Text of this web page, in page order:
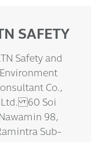
SAFETY
Safety and
Environment
Co.,
Ltd. 60 Soi
98,
Sub-